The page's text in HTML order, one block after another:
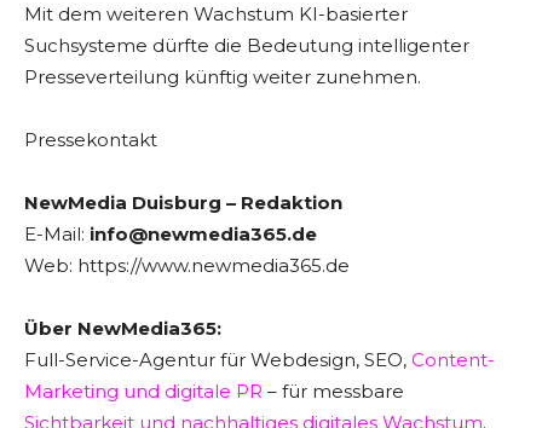
Mit dem weiteren Wachstum KI-basierter
Suchsysteme dürfte die Bedeutung intelligenter
Presseverteilung künftig weiter zunehmen.
Pressekontakt
NewMedia Duisburg – Redaktion
E-Mail: info@newmedia365.de
Web: https://www.newmedia365.de
Über NewMedia365:
Full-Service-Agentur für Webdesign, SEO, Content-
Marketing und digitale PR – für messbare
Sichtbarkeit und nachhaltiges digitales Wachstum.